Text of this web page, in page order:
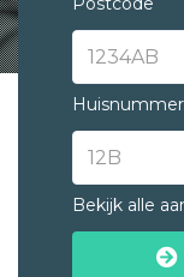
Huisnummer
Bekijk alle